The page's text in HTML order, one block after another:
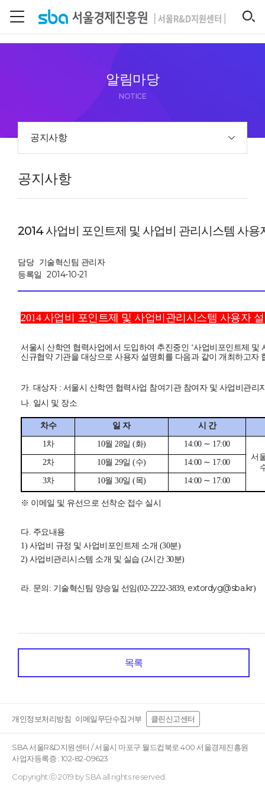
알림마당
NOTICE
공지사항
공지사항
2014 사업비 포인트제 및 사업비 관리시스템 사용
담당 기술혁신팀 관리자
등록일 2014-10-21
2014 사업비 포인트제 및 사업비관리시스템 사용자
서울시 산학연 협력사업에서 도입하여 추진중인 ‘사업비포인트제 및
신규협약 기관을 대상으로 사용자 설명회를 다음과 같이 개최하고자
가. 대상자 : 서울시 산학연 협력사업 참여기관 참여자 및 사업비관리
나. 일시 및 장소
차수 일 자 시 간
1차 10월 28일 (화)
14:00 ∼ 17:00
서
2차 10월 29일 (수) 14:00 ∼ 17:00
3차 10월 30일 (목) 14:00 ∼ 17:00
※ 이메일 및 유선으로 선착순 접수 실시
다. 주요내용
1) 사업비 규정 및 사업비포인트제 소개 (30분)
2) 사업비관리시스템 소개 및 실습 (2시간 30분)
라. 문의: 기술혁신팀 양승일 선임(02-2222-3839, extordyg@sba.kr)
목록
개인정보처리방침 이메일무단수집거부 클린신고센터
SBA 서울R&D지원센터 / 서울시 마포구 월드컵북로 400 서울경제진흥원
사업자등록증 : 102-82-09623
Copyright ⓒ 2019 by SBA all rights reserved.